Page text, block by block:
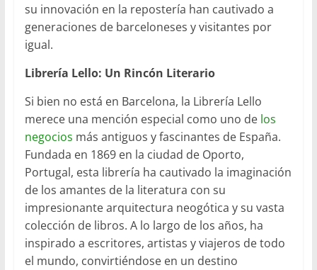
su innovación en la repostería han cautivado a
generaciones de barceloneses y visitantes por
igual.
Librería Lello: Un Rincón Literario
Si bien no está en Barcelona, la Librería Lello
merece una mención especial como uno de los
negocios más antiguos y fascinantes de España.
Fundada en 1869 en la ciudad de Oporto,
Portugal, esta librería ha cautivado la imaginación
de los amantes de la literatura con su
impresionante arquitectura neogótica y su vasta
colección de libros. A lo largo de los años, ha
inspirado a escritores, artistas y viajeros de todo
el mundo, convirtiéndose en un destino